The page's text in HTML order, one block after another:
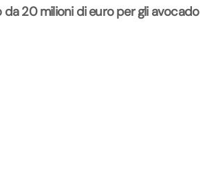
da 20 milioni di euro per gli avocado